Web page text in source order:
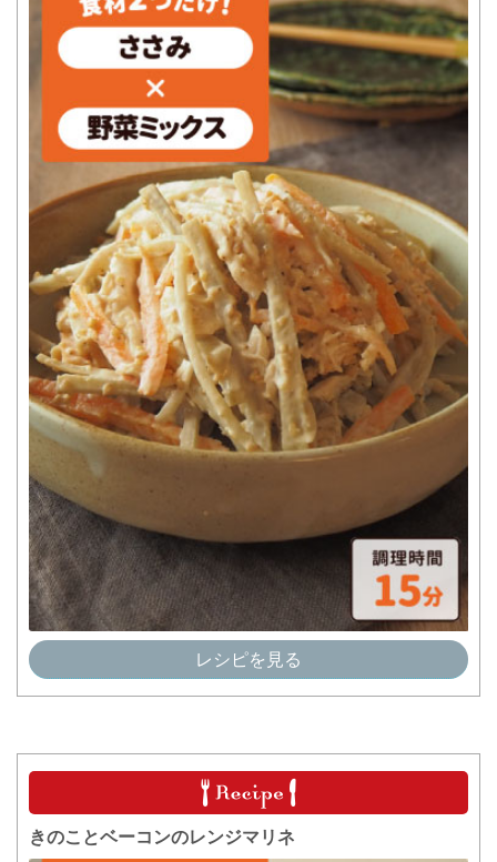
レシピを見る
きのことベーコンのレンジマリネ